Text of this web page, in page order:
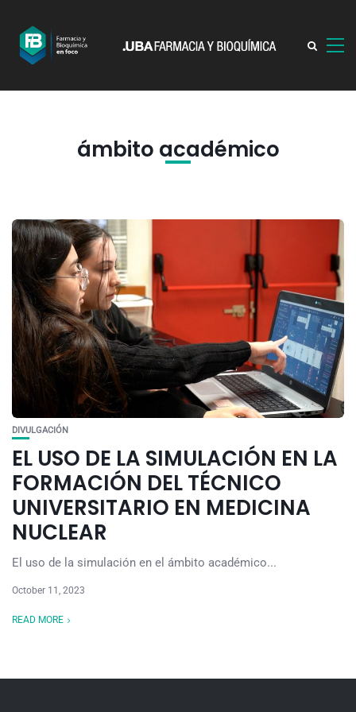
ámbito académico
DIVULGACIÓN
EL USO DE LA SIMULACIÓN EN LA
FORMACIÓN DEL TÉCNICO
UNIVERSITARIO EN MEDICINA
NUCLEAR
El uso de la simulación en el ámbito académico...
October 11, 2023
READ MORE